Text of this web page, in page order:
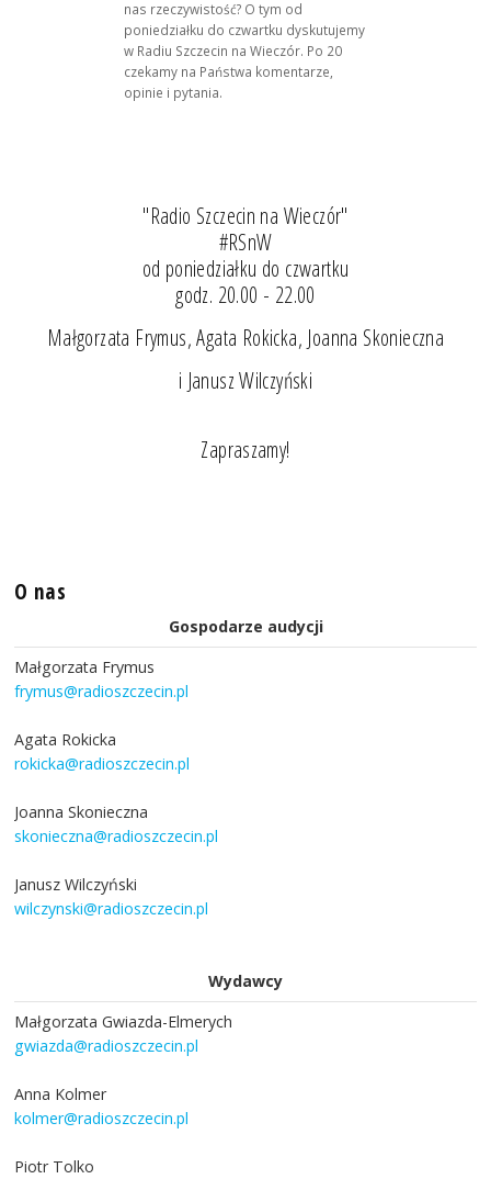
nas rzeczywistość? O tym od
poniedziałku do czwartku dyskutujemy
w Radiu Szczecin na Wieczór. Po 20
czekamy na Państwa komentarze,
opinie i pytania.
"Radio Szczecin na Wieczór"
#RSnW
od poniedziałku do czwartku
godz. 20.00 - 22.00
Małgorzata Frymus, Agata Rokicka, Joanna Skonieczna
i Janusz Wilczyński
Zapraszamy!
O nas
Gospodarze audycji
Małgorzata Frymus
frymus@radioszczecin.pl
Agata Rokicka
rokicka@radioszczecin.pl
Joanna Skonieczna
skonieczna@radioszczecin.pl
Janusz Wilczyński
wilczynski@radioszczecin.pl
Wydawcy
Małgorzata Gwiazda-Elmerych
gwiazda@radioszczecin.pl
Anna Kolmer
kolmer@radioszczecin.pl
Piotr Tolko